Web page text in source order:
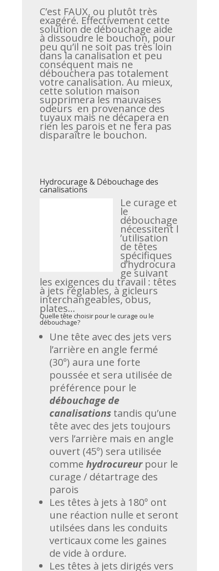
C’est FAUX, ou plutôt très
exagéré. Effectivement cette
solution de débouchage aide
à dissoudre le bouchon, pour
peu qu’il ne soit pas très loin
dans la canalisation et peu
conséquent mais ne
débouchera pas totalement
votre canalisation. Au mieux,
cette solution maison
supprimera les mauvaises
odeurs en provenance des
tuyaux mais ne décapera en
rien les parois et ne fera pas
disparaître le bouchon.
Hydrocurage & Débouchage des
canalisations
Le curage et
le
débouchage
nécessitent l
’utilisation
de têtes
spécifiques
d’hydrocura
ge suivant
les exigences du travail : têtes
à jets réglables, à gicleurs
interchangeables, obus,
plates…
Quelle tête choisir pour le curage ou le
débouchage?
Une tête avec des jets vers
l’arrière en angle fermé
(30°) aura une forte
poussée et sera utilisée de
préférence pour le
débouchage de
canalisationstandis qu’une
tête avec des jets toujours
vers l’arrière mais en angle
ouvert (45°) sera utilisée
comme hydrocureur pour le
curage / détartrage des
parois
Les têtes à jets à 180° ont
une réaction nulle et seront
utilsées dans les conduits
verticaux come les gaines
de vide à ordure.
Les têtes à jets dirigés vers